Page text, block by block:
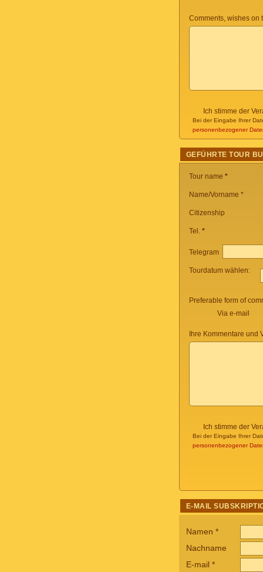
Comments, wishes on
Ich stimme der
Bei der Eingabe Ihrer
personenbezogener
GEFÜHRTE TOUR
Tour name *
Name/Vorname *
Citizenship
Tel. *
Telegram
Tourdatum wählen:
Preferable form of
Via e-mail
Ihre Kommentare und
Ich stimme der
Bei der Eingabe Ihrer
personenbezogener
E-MAIL
Namen *
Nachname
E-mail *